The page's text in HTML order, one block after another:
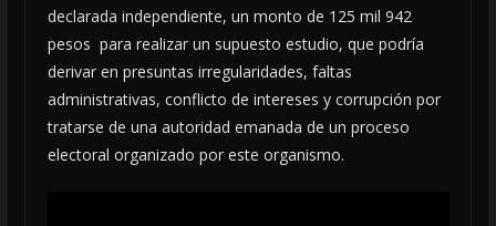
declarada independiente, un monto de 125 mil 942
pesos para realizar un supuesto estudio, que podría
derivar en presuntas irregularidades, faltas
administrativas, conflicto de intereses y corrupción por
tratarse de una autoridad emanada de un proceso
electoral organizado por este organismo.